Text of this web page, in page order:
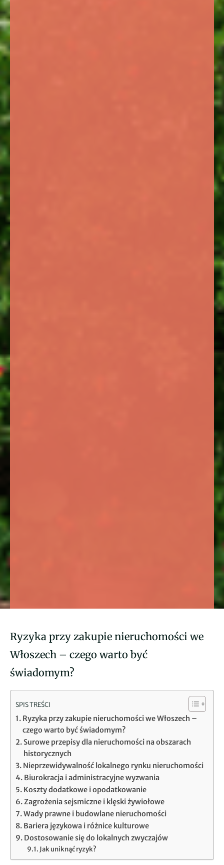
Ryzyka przy zakupie nieruchomości we
Włoszech – czego warto być
świadomym?
SPIS TREŚCI
Ryzyka przy zakupie nieruchomości we Włoszech –
czego warto być świadomym?
Surowe przepisy dla nieruchomości na obszarach
historycznych
Nieprzewidywalność lokalnego rynku nieruchomości
Biurokracja i administracyjne wyzwania
Koszty dodatkowe i opodatkowanie
Zagrożenia sejsmiczne i klęski żywiołowe
Wady prawne i budowlane nieruchomości
Bariera językowa i różnice kulturowe
Dostosowanie się do lokalnych zwyczajów
Jak uniknąć ryzyk?